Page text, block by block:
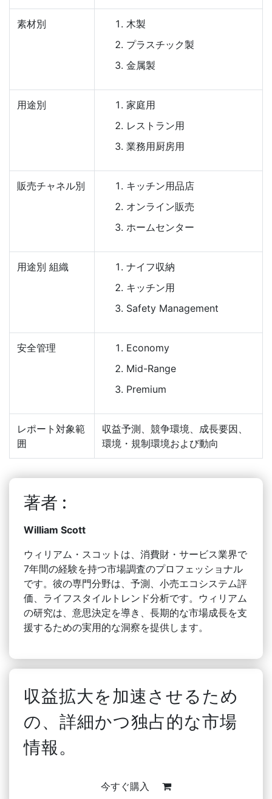
素材別
木製
プラスチック製
金属製
用途別
家庭用
レストラン用
業務用厨房用
販売チャネル別
キッチン用品店
オンライン販売
ホームセンター
用途別 組織
ナイフ収納
キッチン用
Safety Management
安全管理
Economy
Mid-Range
Premium
レポート対象範
囲
収益予測、競争環境、成長要因、
環境・規制環境および動向
著者 :
William Scott
ウィリアム・スコットは、消費財・サービス業界で
7年間の経験を持つ市場調査のプロフェッショナル
です。彼の専門分野は、予測、小売エコシステム評
価、ライフスタイルトレンド分析です。ウィリアム
の研究は、意思決定を導き、長期的な市場成長を支
援するための実用的な洞察を提供します。
収益拡大を加速させるため
の、詳細かつ独占的な市場
情報。
今すぐ購入